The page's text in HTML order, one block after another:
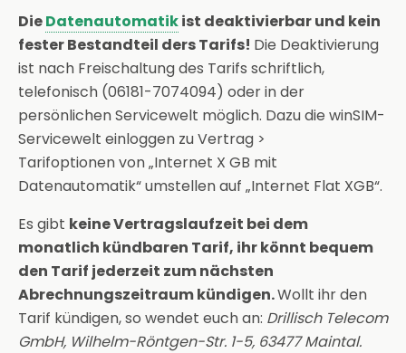
DieDatenautomatikist deaktivierbar und kein
fester Bestandteil ders Tarifs! Die Deaktivierung
ist nach Freischaltung des Tarifs schriftlich,
telefonisch (06181-7074094) oder in der
persönlichen Servicewelt möglich. Dazu die winSIM-
Servicewelt einloggen zu Vertrag >
Tarifoptionen von „Internet X GB mit
Datenautomatik“ umstellen auf „Internet Flat XGB“.
Es gibt keine Vertragslaufzeit bei dem
monatlich kündbaren Tarif, ihr könnt bequem
den Tarif jederzeit zum nächsten
Abrechnungszeitraum kündigen.Wollt ihr den
Tarif kündigen, so wendet euch an: Drillisch Telecom
GmbH, Wilhelm-Röntgen-Str. 1-5, 63477 Maintal.